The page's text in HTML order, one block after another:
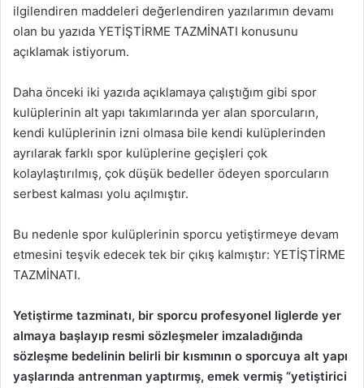
ilgilendiren maddeleri değerlendiren yazılarımın devamı
olan bu yazıda YETİŞTİRME TAZMİNATI konusunu
açıklamak istiyorum.
Daha önceki iki yazıda açıklamaya çalıştığım gibi spor
kulüplerinin alt yapı takımlarında yer alan sporcuların,
kendi kulüplerinin izni olmasa bile kendi kulüplerinden
ayrılarak farklı spor kulüplerine geçişleri çok
kolaylaştırılmış, çok düşük bedeller ödeyen sporcuların
serbest kalması yolu açılmıştır.
Bu nedenle spor kulüplerinin sporcu yetiştirmeye devam
etmesini teşvik edecek tek bir çıkış kalmıştır: YETİŞTİRME
TAZMİNATI.
Yetiştirme tazminatı, bir sporcu profesyonel liglerde yer
almaya başlayıp resmi sözleşmeler imzaladığında
sözleşme bedelinin belirli bir kısmının o sporcuya alt yapı
yaşlarında antrenman yaptırmış, emek vermiş “yetiştirici